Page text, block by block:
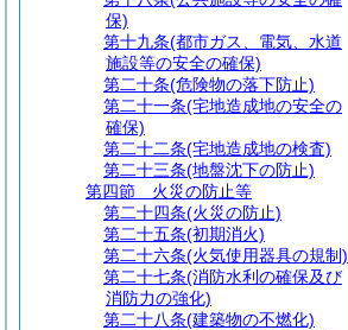
保)
第十九条(都市ガス、電気、水道
施設等の安全の確保)
第二十条(危険物の落下防止)
第二十一条(宅地造成地の安全の
確保)
第二十二条(宅地造成地の検査)
第二十三条(地盤沈下の防止)
第四節
火災の防止等
第二十四条(火災の防止)
第二十五条(初期消火)
第二十六条(火気使用器具の規制)
第二十七条(消防水利の確保及び
消防力の強化)
第二十八条(建築物の不燃化)